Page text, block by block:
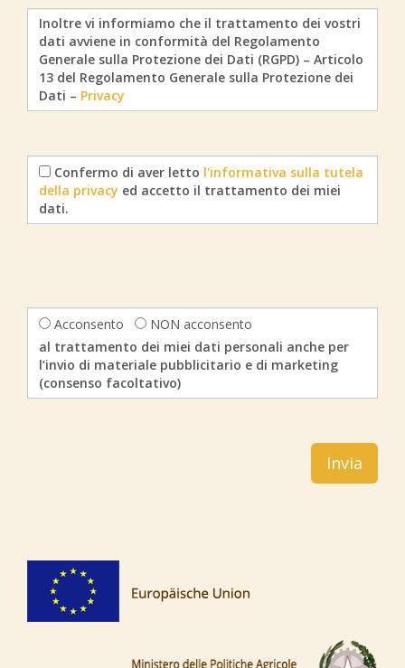
Inoltre vi informiamo che il trattamento dei vostri
dati avviene in conformità del Regolamento
Generale sulla Protezione dei Dati (RGPD) – Articolo
13 del Regolamento Generale sulla Protezione dei
Dati – Privacy
Confermo di aver letto l'informativa sulla tutela
della privacy ed accetto il trattamento dei miei
dati.
Acconsento
NON acconsento
al trattamento dei miei dati personali anche per
l’invio di materiale pubblicitario e di marketing
(consenso facoltativo)
Invia